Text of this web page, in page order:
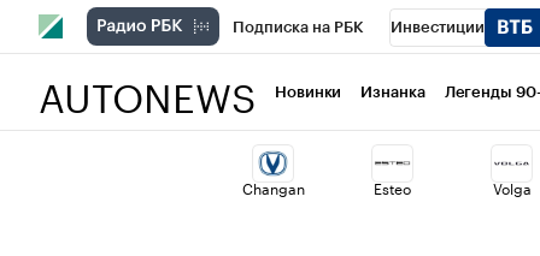
Подписка на РБК Инвестиции
Национальные проекты Город
Кредитные рейтинги Франшизы
AUTONEWS Новинки Изнанка Легенды
Changan Esteo Volga